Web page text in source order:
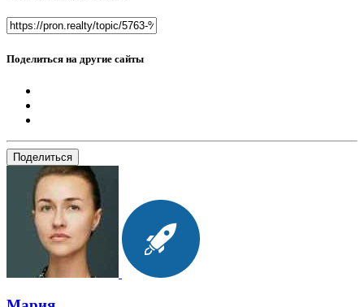
Поделиться на другие сайты
Поделиться